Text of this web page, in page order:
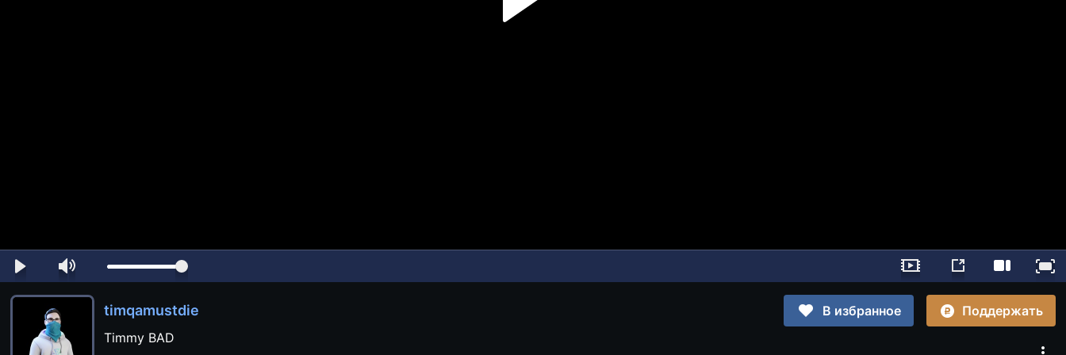
timqamustdie В избранное
Поддержать
Timmy BAD